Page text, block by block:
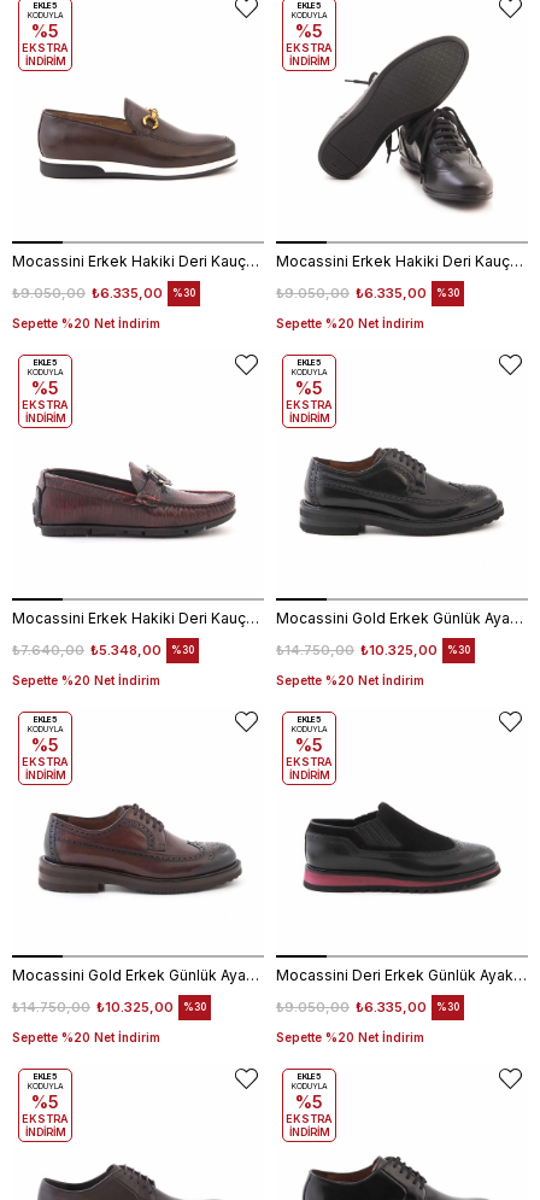
Mocassini Erkek Hakiki Deri Kauçuk Taban Kahverengi Günlük Ayakkabı
₺6.335,00
₺9.050,00 %30
Sepette %20 Net İndirim
EKLE5
KODUYLA
%5
EKSTRA
İNDİRİM
Mocassini Erkek Hakiki Deri Kauçuk Taban Siyah Günlük Ayakkabı
₺6.335,00
₺9.050,00 %30
Sepette %20 Net İndirim
EKLE5
KODUYLA
%5
EKSTRA
İNDİRİM
Mocassini Erkek Hakiki Deri Kauçuk Taban Bordo Günlük Ayakkabı
₺5.348,00
₺7.640,00 %30
Sepette %20 Net İndirim
EKLE5
KODUYLA
%5
EKSTRA
İNDİRİM
Mocassini Gold Erkek Günlük Ayakkabı 50234
₺10.325,00
₺14.750,00 %30
Sepette %20 Net İndirim
EKLE5
KODUYLA
%5
EKSTRA
İNDİRİM
Mocassini Gold Erkek Günlük Ayakkabı 50234
₺10.325,00
₺14.750,00 %30
Sepette %20 Net İndirim
EKLE5
KODUYLA
%5
EKSTRA
İNDİRİM
Mocassini Deri Erkek Günlük Ayakkabı D7209
₺6.335,00
₺9.050,00 %30
Sepette %20 Net İndirim
EKLE5
KODUYLA
%5
EKSTRA
İNDİRİM
EKLE5
KODUYLA
%5
EKSTRA
İNDİRİM
EKLE5
KODUYLA
%5
EKSTRA
İNDİRİM